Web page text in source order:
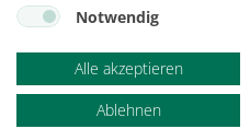
Leserservice:
Telefax: +49 (0)2 28 36 96 210
E-Mail:
Notwendig
Alle akzeptieren
Ablehnen